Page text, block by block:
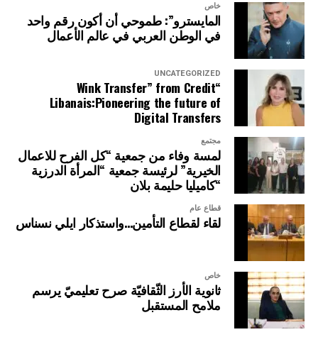
خاص
المايسترو”: طموحي أن أكون رقم واحد
في الوطن العربي في عالم الأعمال
UNCATEGORIZED
“Wink Transfer” from Credit
Libanais:Pioneering the future of
Digital Transfers
مجتمع
لمسة وفاء من جمعية “كل الفرح للاعمال
الخيرية” لرئيسة جمعية “المرأة الدرزية
“كاميليا حليمة بلان
قطاع عام
لقاء لقطاع التأمين…واستذكار ايلي نسناس
خاص
ثانوية الأرز الثّقافيّة صرح تعليميّ يرسم
ملامح المستقبل